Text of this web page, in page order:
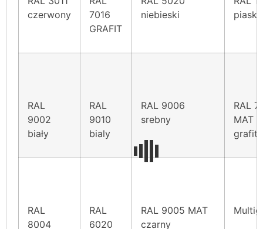
czerwony
7016
GRAFIT
niebieski
RAL
9002
biały
RAL
9010
bialy
RAL 9006
srebny
RAL
MAT
grafit
RAL
8004
RAL
6020
RAL 9005 MAT
czarny